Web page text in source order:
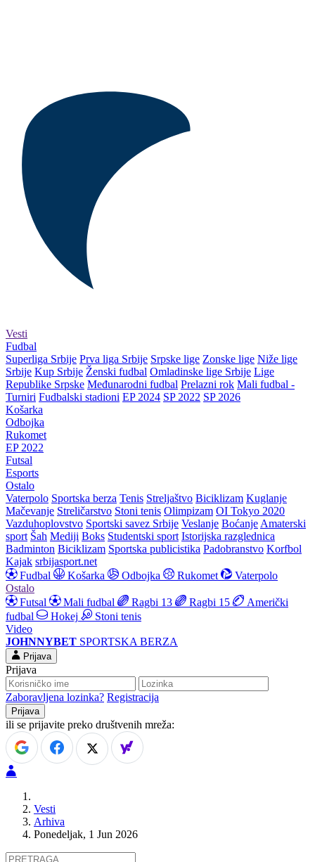
Vesti
Fudbal
Superliga Srbije Prva liga Srbije Srpske lige Zonske lige Niže lige
Srbije Kup Srbije Ženski fudbal Omladinske lige Srbije Lige
Republike Srpske Međunarodni fudbal Prelazni rok Mali fudbal -
Turniri Fudbalski stadioni EP 2024 SP 2022 SP 2026
Košarka
Odbojka
Rukomet
EP 2022
Futsal
Esports
Ostalo
Vaterpolo Sportska berza Tenis Streljaštvo Biciklizam Kuglanje
Mačevanje Streličarstvo Stoni tenis Olimpizam OI Tokyo 2020
Vazduhoplovstvo Sportski savez Srbije Veslanje Boćanje Amaterski
sport Šah Mediji Boks Studentski sport Istorijska razglednica
Badminton Biciklizam Sportska publicistika Padobranstvo Korfbol
Kajak srbijasport.net
Fudbal
Košarka Odbojka Rukomet
Vaterpolo
Ostalo
Futsal
Mali fudbal Ragbi 13 Ragbi 15
Američki
fudbal
Hokej
Stoni tenis
Video
JOHNNYBET SPORTSKA BERZA
Prijava
Prijava
Zaboravljena lozinka? Registracija
ili se prijavite preko društvenih mreža:
Vesti
Arhiva
Ponedeljak, 1 Jun 2026